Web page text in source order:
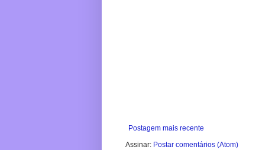
Postagem mais recente
Assinar: Postar comentários (Atom)